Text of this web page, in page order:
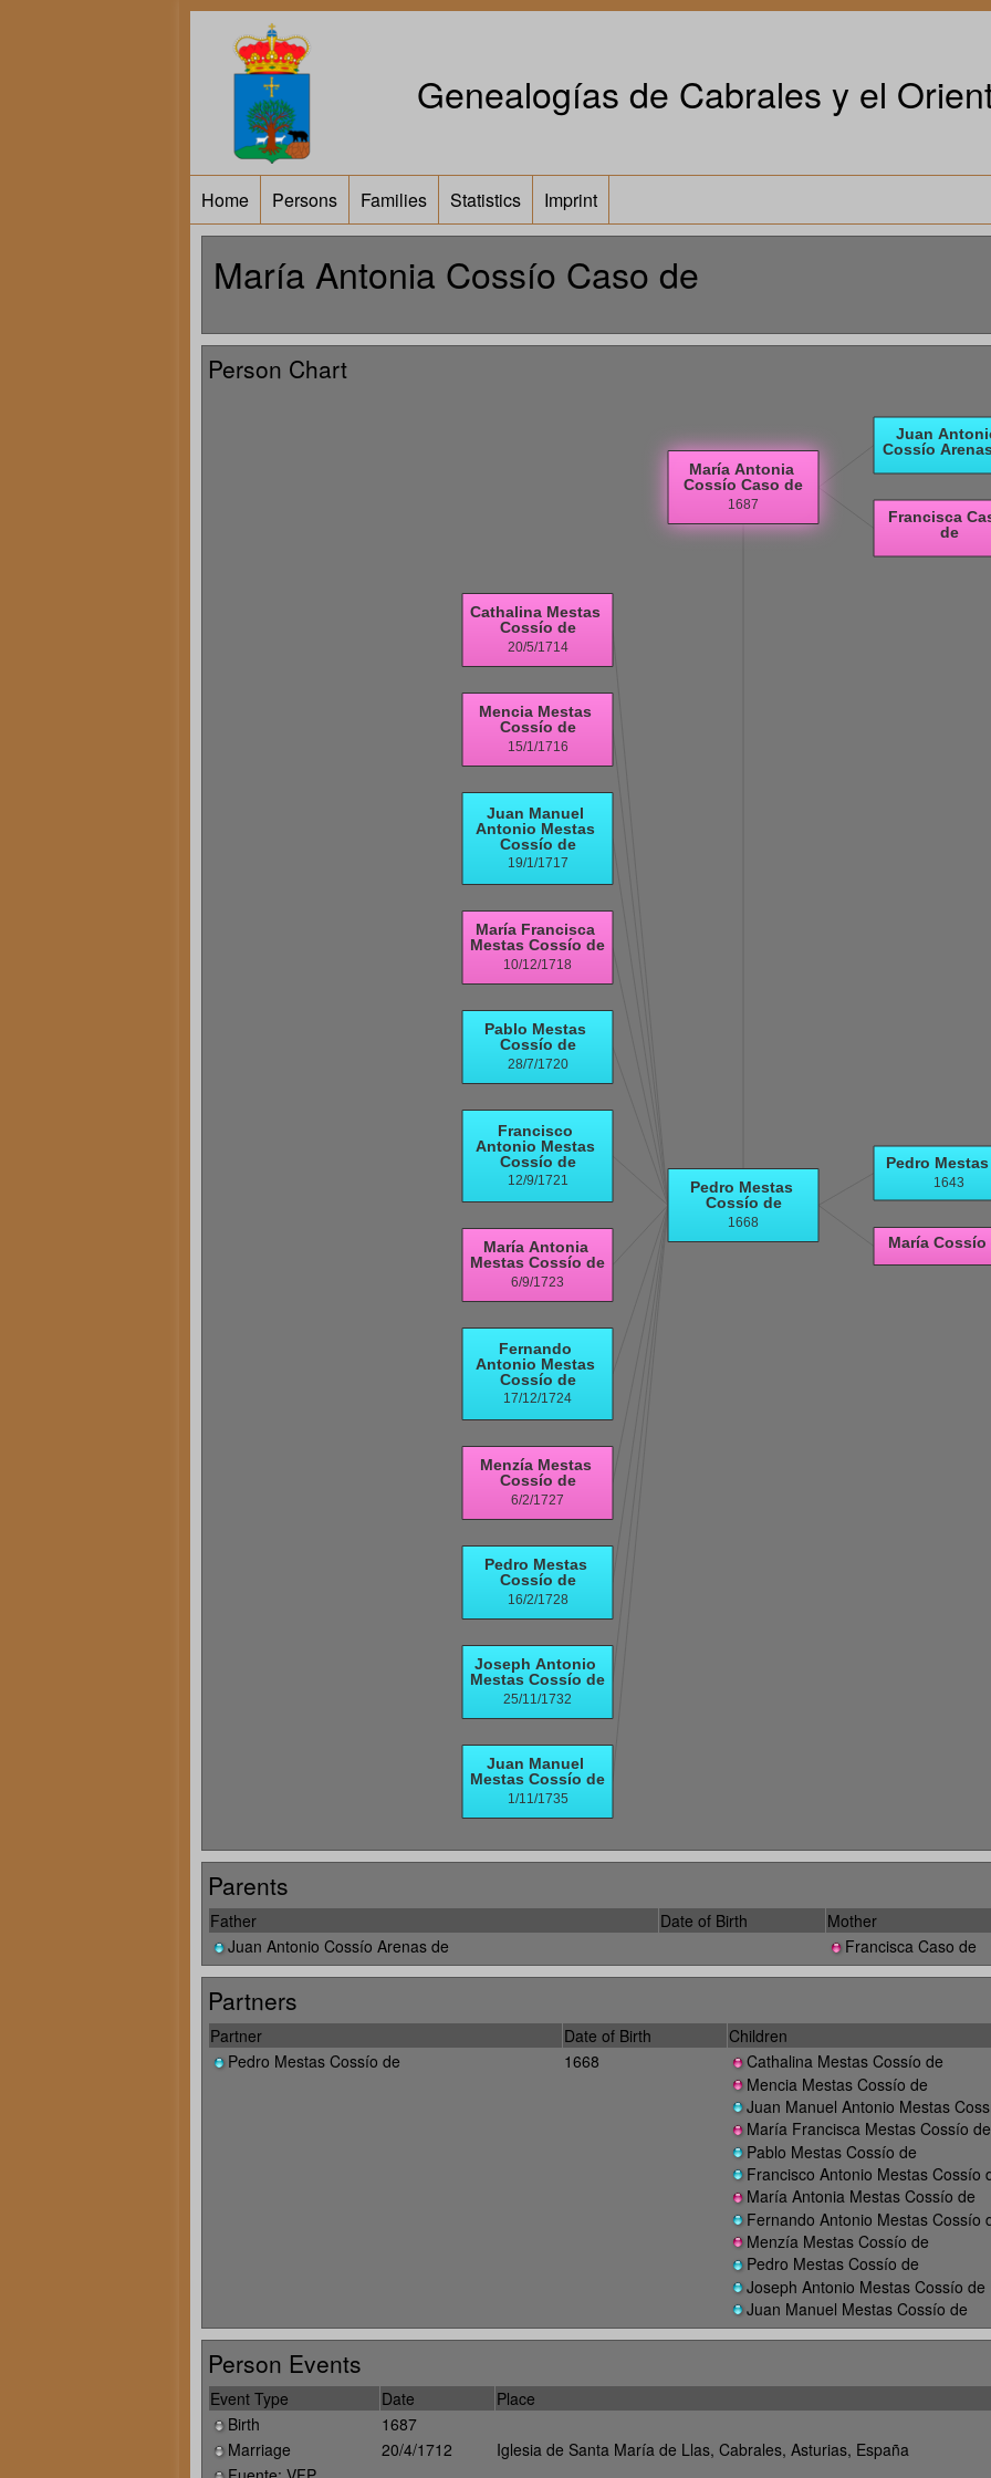
Genealogías de Cabrales y el
Home Persons Families Statistics Imprint
María Antonia Cossío Caso de
Person Chart
Parents
Father Date of Birth Mother
Juan Antonio Cossío Arenas de
Francisca Caso de
Partners
Partner Date of Birth
Children
Pedro Mestas Cossío de
1668
Cathalina Mestas Cossío de
Mencia Mestas Cossío de
Juan Manuel Antonio Mestas
María Francisca Mestas Cossío de
Pablo Mestas Cossío de
Francisco Antonio Mestas Cossío
María Antonia Mestas Cossío de
Fernando Antonio Mestas Cossío
Menzía Mestas Cossío de
Pedro Mestas Cossío de
Joseph Antonio Mestas Cossío de
Juan Manuel Mestas Cossío de
Person Events
Event Type Date Place
Birth
1687
Marriage
20/4/1712
Iglesia de Santa María de Llas, Cabrales, Asturias, España